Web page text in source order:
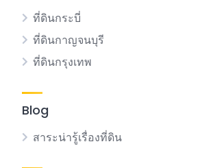
ที่ดินกระบี่
ที่ดินกาญจนบุรี
ที่ดินกรุงเทพ
Blog
สาระน่ารู้เรื่องที่ดิน